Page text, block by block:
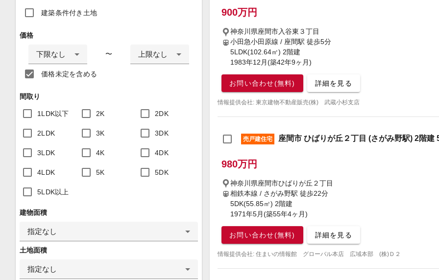
建築条件付き土地
価格
下限なし 〜 上限なし
価格未定を含める
間取り
1LDK以下 2K 2DK
2LDK 3K 3DK
3LDK 4K 4DK
4LDK 5K 5DK
5LDK以上
建物面積
指定なし
土地面積
指定なし
900万円
神奈川県座間市入谷東３丁目
小田急小田原線 / 座間駅 徒歩5分
5LDK(102.64㎡) 2階建
1983年12月(築42年9ヶ月)
お問い合わせ(無料) 詳細を見る
情報提供会社: 東京建物不動産販売(株) 武蔵小杉支店
売戸建住宅 座間市 ひばりが丘２丁目 (さがみ野駅) 2階建
980万円
神奈川県座間市ひばりが丘２丁目
相鉄本線 / さがみ野駅 徒歩22分
5DK(55.85㎡) 2階建
1971年5月(築55年4ヶ月)
お問い合わせ(無料) 詳細を見る
情報提供会社: 住まいの情報館 グローバル本店 広域本部 (株)Ｄ２